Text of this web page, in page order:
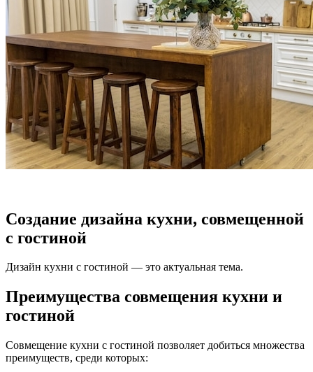
Создание дизайна кухни, совмещенной
с гостиной
Дизайн кухни с гостиной — это актуальная тема.
Преимущества совмещения кухни и
гостиной
Совмещение кухни с гостиной позволяет добиться множества
преимуществ, среди которых: